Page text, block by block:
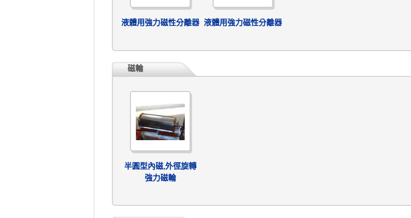
液體用強力磁性分離器 液體用強力磁性分離器
磁輪
半圓型內磁,外徑旋轉
強力磁輪